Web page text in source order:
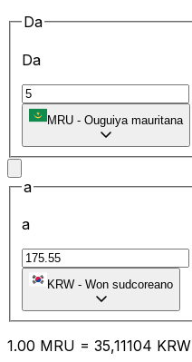
Da
Da
MRU - Ouguiya mauritana
a
a
KRW - Won sudcoreano
1.00 MRU = 35,11104 KRW